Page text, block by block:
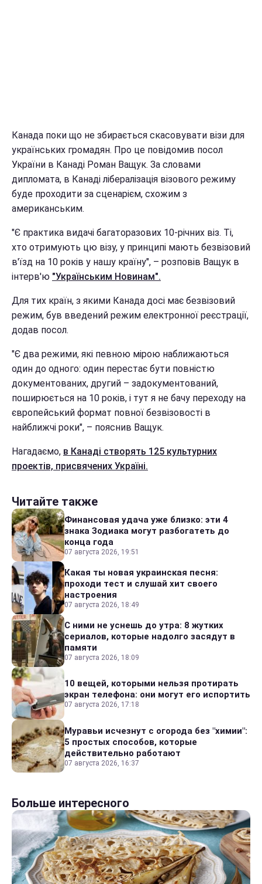
Канада поки що не збирається скасовувати візи для
українських громадян. Про це повідомив посол
України в Канаді Роман Ващук. За словами
дипломата, в Канаді лібералізація візового режиму
буде проходити за сценарієм, схожим з
американським.
"Є практика видачі багаторазових 10-річних віз. Ті,
хто отримують цю візу, у принципі мають безвізовий
в'їзд на 10 років у нашу країну", – розповів Ващук в
інтерв'ю "Українським Новинам".
Для тих країн, з якими Канада досі має безвізовий
режим, був введений режим електронної реєстрації,
додав посол.
"Є два режими, які певною мірою наближаються
один до одного: один перестає бути повністю
документованих, другий – задокументований,
поширюється на 10 років, і тут я не бачу переходу на
європейський формат повної безвізовості в
найближчі роки", – пояснив Ващук.
Нагадаємо, в Канаді створять 125 культурних
проектів, присвячених Україні.
Читайте также
Финансовая удача уже близко: эти 4
знака Зодиака могут разбогатеть до
конца года
07 августа 2026, 19:51
Какая ты новая украинская песня:
проходи тест и слушай хит своего
настроения
07 августа 2026, 18:49
С ними не уснешь до утра: 8 жутких
сериалов, которые надолго засядут в
памяти
07 августа 2026, 18:09
10 вещей, которыми нельзя протирать
экран телефона: они могут его испортить
07 августа 2026, 17:18
Муравьи исчезнут с огорода без "химии":
5 простых способов, которые
действительно работают
07 августа 2026, 16:37
Больше интересного